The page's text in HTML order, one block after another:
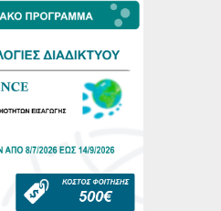
Εαρινού Εξαμήνου
Μεταπτυχιακών Διπλωματικών